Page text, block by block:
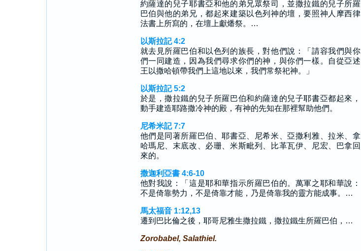
約薩達的兒子耶書亞和他的弟兄眾祭司，並撒拉鐵的兒子所羅
巴伯與他的弟兄，都起來建築以色列神的壇，要照神人摩西律
法書上所寫的，在壇上獻燔祭。…
以斯拉記 4:2
就去見所羅巴伯和以色列的族長，對他們說：「請容我們與你
們一同建造，因為我們尋求你們的神，與你們一樣。自從亞述
王以撒哈頓帶我們上這地以來，我們常祭祀神。」
以斯拉記 5:2
於是，撒拉鐵的兒子所羅巴伯和約薩達的兒子耶書亞都起來，
動手建造耶路撒冷神的殿，有神的先知在那裡幫助他們。
尼希米記 7:7
他們是同著所羅巴伯、耶書亞、尼希米、亞撒利雅、拉米、拿
哈瑪尼、末底改、必珊、米斯毗列、比革瓦伊、尼宏、巴拿回
來的。
撒迦利亞書 4:6-10
他對我說：「這是耶和華指示所羅巴伯的。萬軍之耶和華說：
不是倚靠勢力，不是倚靠才能，乃是倚靠我的靈方能成事。…
馬太福音 1:12,13
遷到巴比倫之後，耶哥尼雅生撒拉鐵，撒拉鐵生所羅巴伯，…
Zorobabel, Salathiel.